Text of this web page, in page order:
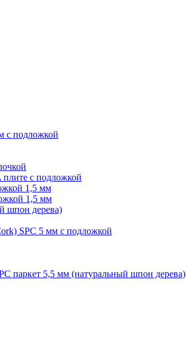
с подложкой
с подложкой
1,5 мм
1,5 мм
шпон дерева)
SPC 5 мм с подложкой
паркет 5,5 мм (натуральный шпон дерева)